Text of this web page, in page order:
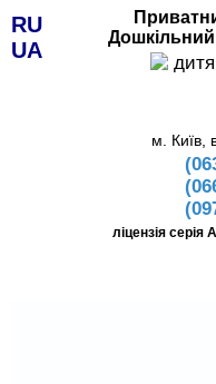
RU
UA
м. Київ,
ліцензія